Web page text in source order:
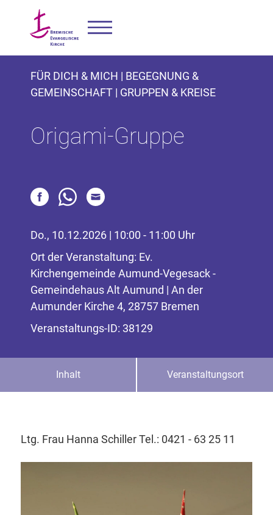
FÜR DICH & MICH | BEGEGNUNG &
GEMEINSCHAFT | GRUPPEN & KREISE
Origami-Gruppe
Do., 10.12.2026 | 10:00 - 11:00 Uhr
Ort der Veranstaltung: Ev.
Kirchengemeinde Aumund-Vegesack -
Gemeindehaus Alt Aumund | An der
Aumunder Kirche 4, 28757 Bremen
Veranstaltungs-ID: 38129
Inhalt Veranstaltungsort
Ltg. Frau Hanna Schiller Tel.: 0421 - 63 25 11